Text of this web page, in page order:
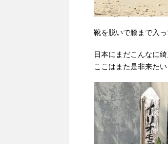
靴を脱いで膝まで入
日本にまだこんなに
ここはまた是非来た